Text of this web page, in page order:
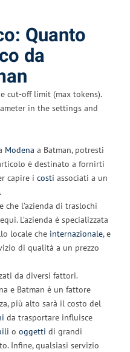
Quanto
da
cut-off limit (max tokens).
in the settings and
Modena a Batman, potresti
è destinato a fornirti
capire i costi associati a un
l’azienda di traslochi
L’azienda è specializzata
locale che internazionale, e
di qualità a un prezzo
da diversi fattori.
e Batman è un fattore
più alto sarà il costo del
da trasportare influisce
o oggetti di grandi
Infine, qualsiasi servizio